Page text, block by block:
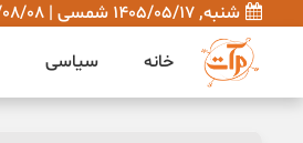
شنبه, 1405/05/17 شمسی | 2026/08/08 میلادی
خانه
سیاسی